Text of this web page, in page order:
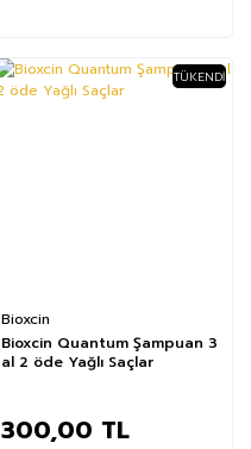
TÜKENDI
Bioxcin
Bioxcin Quantum Şampuan 3
al 2 öde Yağlı Saçlar
300,00 TL